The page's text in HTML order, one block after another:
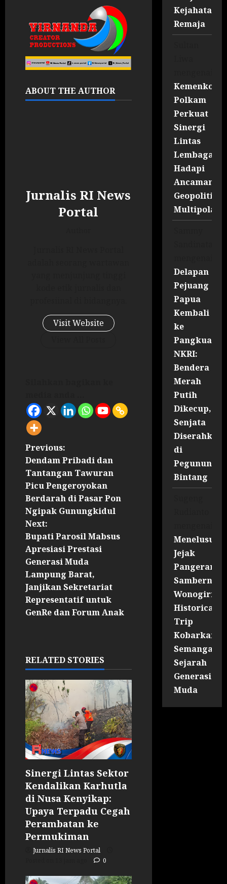
ABOUT THE AUTHOR
Jurnalis RI News
Portal
Visit Website
Previous:
Dendam Pribadi dan
Tantangan Tawuran
Picu Pengeroyokan
Berdarah di Pasar Pon
Ngipak Gunungkidul
Next:
Bupati Parosil Mabsus
Apresiasi Prestasi
Generasi Muda
Lampung Barat,
Janjikan Sekretariat
Representatif untuk
GenRe dan Forum Anak
RELATED STORIES
Sinergi Lintas Sektor
Kendalikan Karhutla
di Nusa Kenyikap:
Upaya Terpadu Cegah
Perambatan ke
Permukiman
Jurnalis RI News Portal
0
Kejahatan
Remaja
Kemenko
Polkam
Perkuat
Sinergi
Lintas
Lembaga
Hadapi
Ancaman
Geopolitik
Multipolar
Delapan
Pejuang
Papua
Kembali
ke
Pangkuan
NKRI:
Bendera
Merah
Putih
Dikecup,
Senjata
Diserahkan
di
Bintang
Menelusuri
Jejak
Pangeran
Wonogiri
Historical
Trip
Kobarkan
Semangat
Sejarah
Generasi
Muda